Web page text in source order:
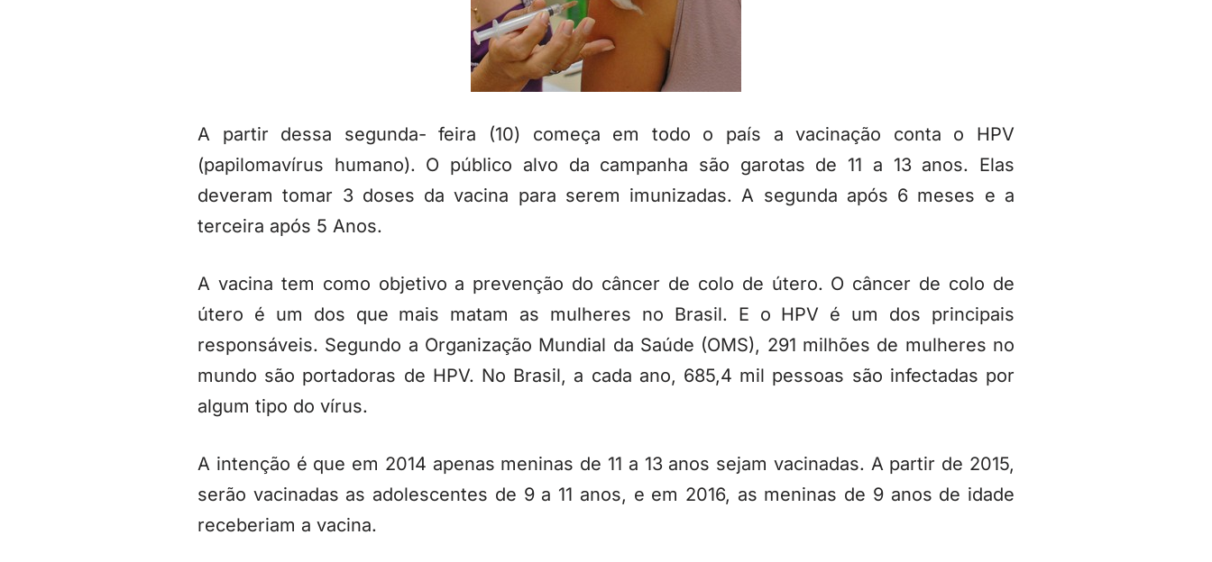
A partir dessa segunda- feira (10) começa em todo o país a vacinação conta o HPV
(papilomavírus humano). O público alvo da campanha são garotas de 11 a 13 anos. Elas
deveram tomar 3 doses da vacina para serem imunizadas. A segunda após 6 meses e a
terceira após 5 Anos.
A vacina tem como objetivo a prevenção do câncer de colo de útero. O câncer de colo de
útero é um dos que mais matam as mulheres no Brasil. E o HPV é um dos principais
responsáveis. Segundo a Organização Mundial da Saúde (OMS), 291 milhões de mulheres no
mundo são portadoras de HPV. No Brasil, a cada ano, 685,4 mil pessoas são infectadas por
algum tipo do vírus.
A intenção é que em 2014 apenas meninas de 11 a 13 anos sejam vacinadas. A partir de 2015,
serão vacinadas as adolescentes de 9 a 11 anos, e em 2016, as meninas de 9 anos de idade
receberiam a vacina.